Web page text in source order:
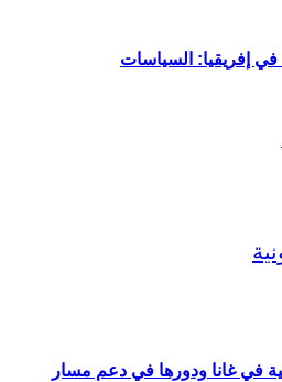
في إفريقيا: السياسات
في غانا ودورها في دعم مسار